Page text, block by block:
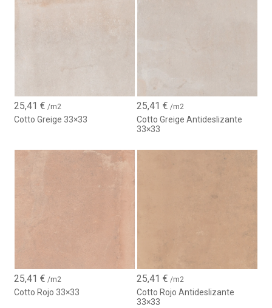
25,41€ /m2
Cotto Greige 33×33
25,41 € /m2
Cotto Greige Antideslizante
33×33
25,41€ /m2
Cotto Rojo 33×33
25,41 € /m2
Cotto Rojo Antideslizante
33×33